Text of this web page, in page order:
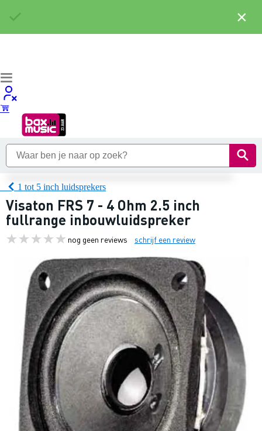
1 tot 5 inch luidsprekers
Visaton FRS 7 - 4 Ohm 2.5 inch
fullrange inbouwluidspreker
nog geen reviews schrijf een review
×